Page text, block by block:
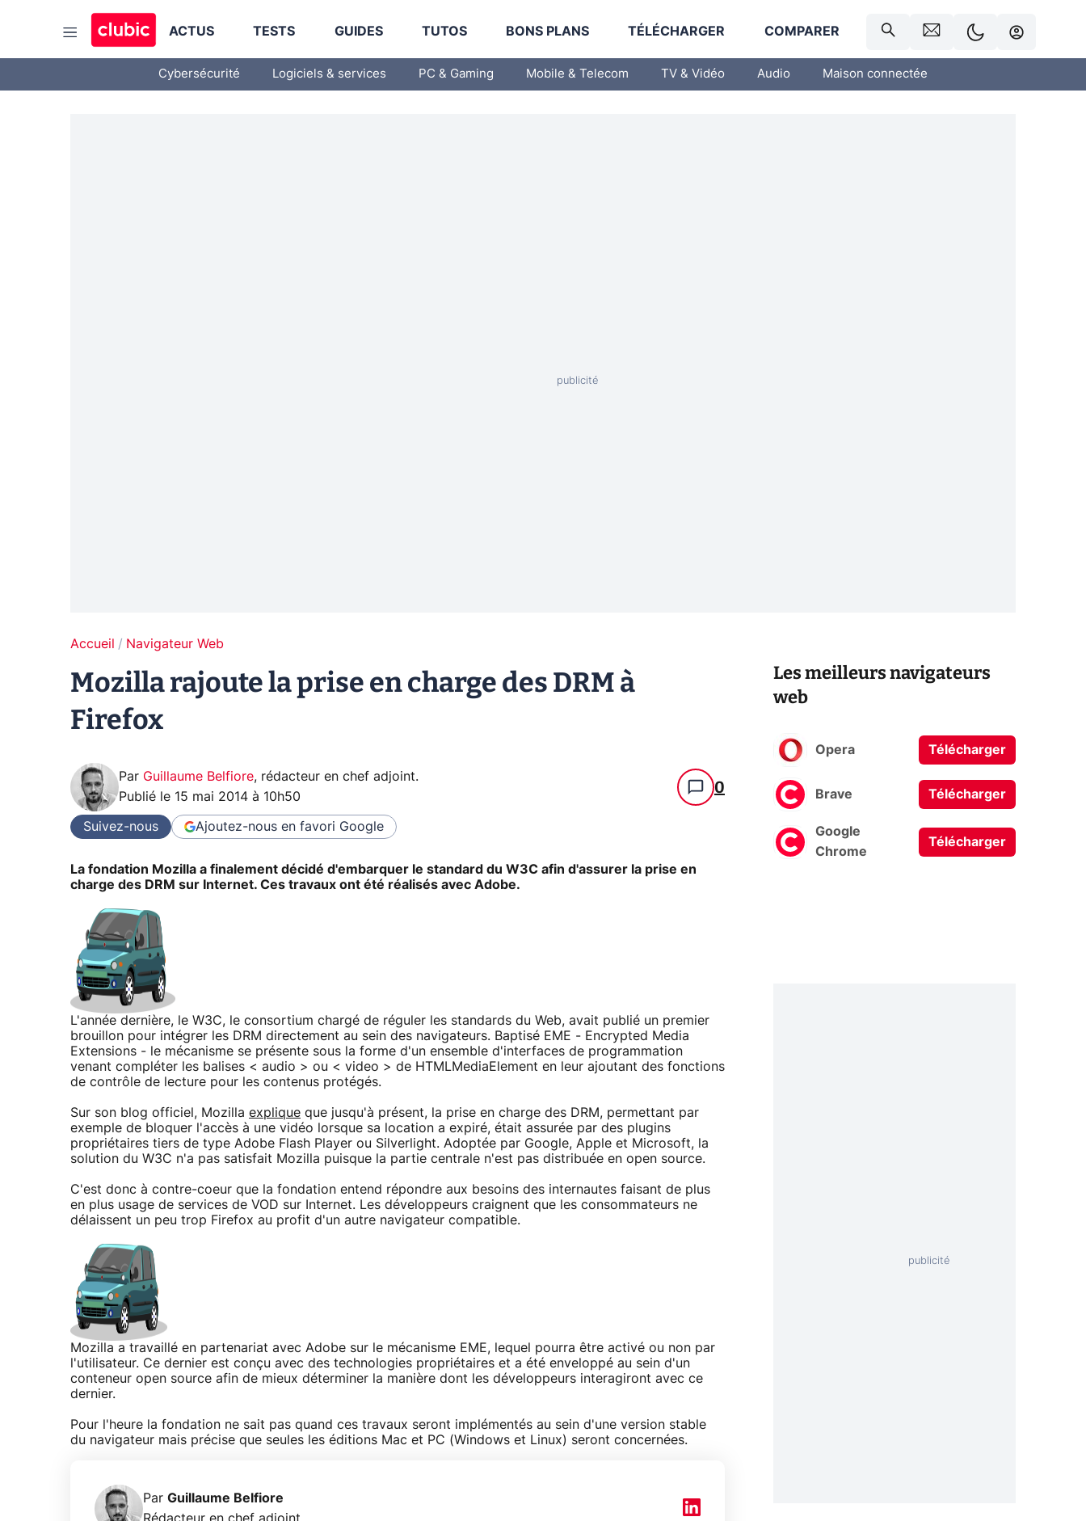
ACTUS TESTS GUIDES TUTOS BONS PLANS TÉLÉCHARGER COMPARER
Cybersécurité Logiciels & services PC & Gaming Mobile & Telecom TV & Vidéo Audio Maison connectée
Accueil Navigateur Web
Mozilla rajoute la prise en charge des DRM à
Firefox
Par Guillaume Belfiore, rédacteur en chef adjoint.
Publié le 15 mai 2014 à 10h50 0
Suivez-nous Ajoutez-nous en favori Google
La fondation Mozilla a finalement décidé d'embarquer le standard du W3C afin d'assurer la prise en
charge des DRM sur Internet. Ces travaux ont été réalisés avec Adobe.
L'année dernière, le W3C, le consortium chargé de réguler les standards du Web, avait publié un premier
brouillon pour intégrer les DRM directement au sein des navigateurs. Baptisé EME - Encrypted Media
Extensions - le mécanisme se présente sous la forme d'un ensemble d'interfaces de programmation
venant compléter les balises < audio > ou < video > de HTMLMediaElement en leur ajoutant des fonctions
de contrôle de lecture pour les contenus protégés.
Sur son blog officiel, Mozilla explique que jusqu'à présent, la prise en charge des DRM, permettant par
exemple de bloquer l'accès à une vidéo lorsque sa location a expiré, était assurée par des plugins
propriétaires tiers de type Adobe Flash Player ou Silverlight. Adoptée par Google, Apple et Microsoft, la
solution du W3C n'a pas satisfait Mozilla puisque la partie centrale n'est pas distribuée en open source.
C'est donc à contre-coeur que la fondation entend répondre aux besoins des internautes faisant de plus
en plus usage de services de VOD sur Internet. Les développeurs craignent que les consommateurs ne
délaissent un peu trop Firefox au profit d'un autre navigateur compatible.
Mozilla a travaillé en partenariat avec Adobe sur le mécanisme EME, lequel pourra être activé ou non par
l'utilisateur. Ce dernier est conçu avec des technologies propriétaires et a été enveloppé au sein d'un
conteneur open source afin de mieux déterminer la manière dont les développeurs interagiront avec ce
dernier.
Pour l'heure la fondation ne sait pas quand ces travaux seront implémentés au sein d'une version stable
du navigateur mais précise que seules les éditions Mac et PC (Windows et Linux) seront concernées.
Par Guillaume Belfiore
Les meilleurs navigateurs
web
Opera Télécharger
Brave Télécharger
Google
Chrome
Télécharger